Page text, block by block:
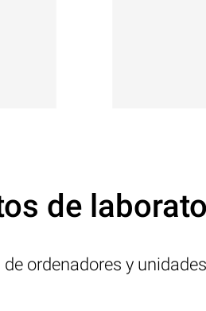
de
ordenadores y